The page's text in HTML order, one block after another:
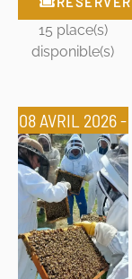
15 place(s)
disponible(s)
08 AVRIL 2026 -
09 AVRIL 2026